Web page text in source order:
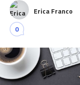
Erica Franco
0